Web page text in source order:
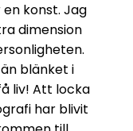
konst. Jag
dimension
blänket i
liv! Att locka
har blivit